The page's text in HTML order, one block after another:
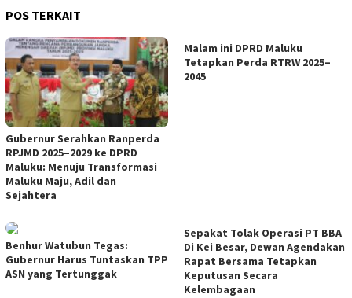
POS TERKAIT
Gubernur Serahkan Ranperda
RPJMD 2025–2029 ke DPRD
Maluku: Menuju Transformasi
Maluku Maju, Adil dan
Sejahtera
Malam ini DPRD Maluku
Tetapkan Perda RTRW 2025–
2045
Benhur Watubun Tegas:
Gubernur Harus Tuntaskan TPP
ASN yang Tertunggak
Sepakat Tolak Operasi PT BBA
Di Kei Besar, Dewan Agendakan
Rapat Bersama Tetapkan
Keputusan Secara
Kelembagaan